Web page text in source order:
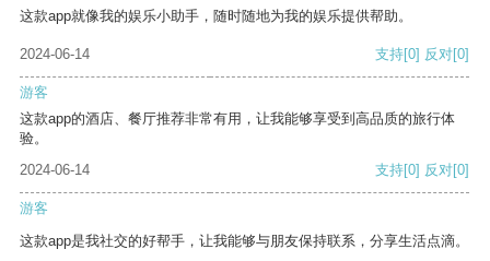
这款app就像我的娱乐小助手，随时随地为我的娱乐提供帮助。
2024-06-14 支持[0] 反对[0]
游客
这款app的酒店、餐厅推荐非常有用，让我能够享受到高品质的旅行体
验。
2024-06-14
支持[0] 反对[0]
游客
这款app是我社交的好帮手，让我能够与朋友保持联系，分享生活点滴。